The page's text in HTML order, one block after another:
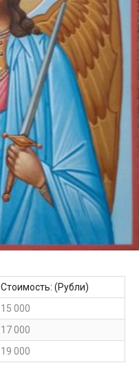
Стоимость: (Рубли)
15 000
17 000
19 000